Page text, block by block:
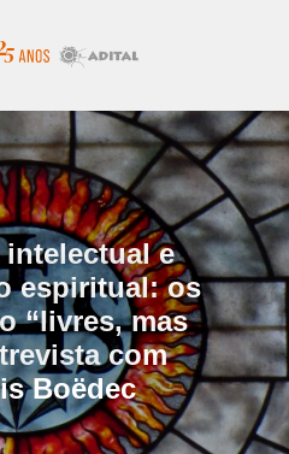
e
espiritual: os
“livres, mas
com
Boëdec